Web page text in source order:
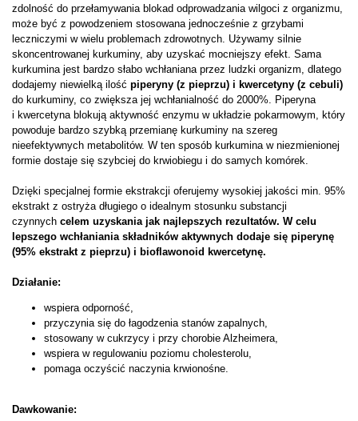
zdolność do przełamywania blokad odprowadzania wilgoci z organizmu,
może być z powodzeniem stosowana jednocześnie z grzybami
leczniczymi w wielu problemach zdrowotnych. Używamy silnie
skoncentrowanej kurkuminy, aby uzyskać mocniejszy efekt. Sama
kurkumina jest bardzo słabo wchłaniana przez ludzki organizm, dlatego
dodajemy niewielką ilość piperyny (z pieprzu) i kwercetyny (z cebuli)
do kurkuminy, co zwiększa jej wchłanialność do 2000%. Piperyna
i kwercetyna blokują aktywność enzymu w układzie pokarmowym, który
powoduje bardzo szybką przemianę kurkuminy na szereg
nieefektywnych metabolitów. W ten sposób kurkumina w niezmienionej
formie dostaje się szybciej do krwiobiegu i do samych komórek.
Dzięki specjalnej formie ekstrakcji oferujemy wysokiej jakości min. 95%
ekstrakt z ostryża długiego o idealnym stosunku substancji
czynnych celem uzyskania jak najlepszych rezultatów. W celu
lepszego wchłaniania składników aktywnych dodaje się piperynę
(95% ekstrakt z pieprzu) i bioflawonoid kwercetynę.
Działanie:
wspiera odporność,
przyczynia się do łagodzenia stanów zapalnych,
stosowany w cukrzycy i przy chorobie Alzheimera,
wspiera w regulowaniu poziomu cholesterolu,
pomaga oczyścić naczynia krwionośne.
Dawkowanie: